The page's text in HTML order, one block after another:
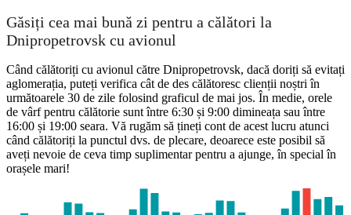
Găsiți cea mai bună zi pentru a călători la
Dnipropetrovsk cu avionul
Când călătoriți cu avionul către Dnipropetrovsk, dacă doriți să evitați
aglomerația, puteți verifica cât de des călătoresc clienții noștri în
următoarele 30 de zile folosind graficul de mai jos. În medie, orele
de vârf pentru călătorie sunt între 6:30 și 9:00 dimineața sau între
16:00 și 19:00 seara. Vă rugăm să țineți cont de acest lucru atunci
când călătoriți la punctul dvs. de plecare, deoarece este posibil să
aveți nevoie de ceva timp suplimentar pentru a ajunge, în special în
orașele mari!